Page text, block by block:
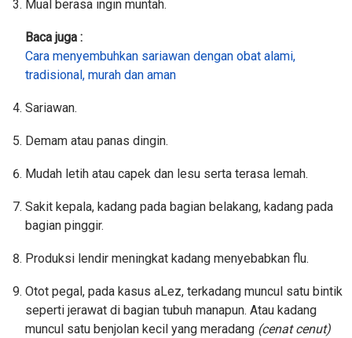
Mual berasa ingin muntah.
Baca juga :
Cara menyembuhkan sariawan dengan obat alami,
tradisional, murah dan aman
Sariawan.
Demam atau panas dingin.
Mudah letih atau capek dan lesu serta terasa lemah.
Sakit kepala, kadang pada bagian belakang, kadang pada
bagian pinggir.
Produksi lendir meningkat kadang menyebabkan flu.
Otot pegal, pada kasus aLez, terkadang muncul satu bintik
seperti jerawat di bagian tubuh manapun. Atau kadang
muncul satu benjolan kecil yang meradang (cenat cenut)